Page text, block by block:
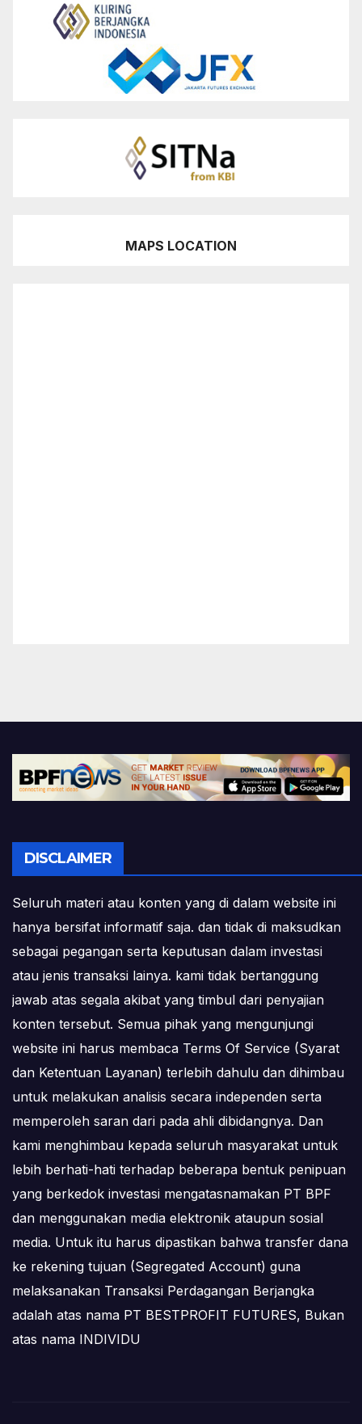
MAPS LOCATION
DISCLAIMER
Seluruh materi atau konten yang di dalam website ini
hanya bersifat informatif saja. dan tidak di maksudkan
sebagai pegangan serta keputusan dalam investasi
atau jenis transaksi lainya. kami tidak bertanggung
jawab atas segala akibat yang timbul dari penyajian
konten tersebut. Semua pihak yang mengunjungi
website ini harus membaca Terms Of Service (Syarat
dan Ketentuan Layanan) terlebih dahulu dan dihimbau
untuk melakukan analisis secara independen serta
memperoleh saran dari pada ahli dibidangnya. Dan
kami menghimbau kepada seluruh masyarakat untuk
lebih berhati-hati terhadap beberapa bentuk penipuan
yang berkedok investasi mengatasnamakan PT BPF
dan menggunakan media elektronik ataupun sosial
media. Untuk itu harus dipastikan bahwa transfer dana
ke rekening tujuan (Segregated Account) guna
melaksanakan Transaksi Perdagangan Berjangka
adalah atas nama PT BESTPROFIT FUTURES, Bukan
atas nama INDIVIDU